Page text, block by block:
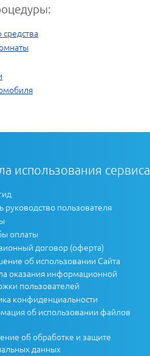
использования сервиса
руководство пользователя
оплаты
договор (оферта)
об использовании Сайта
оказания информационной
пользователей
конфиденциальности
об использовании файлов
об обработке и защите
данных